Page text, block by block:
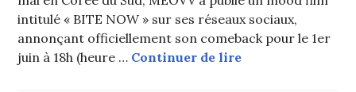
intitulé « BITE NOW » sur ses réseaux sociaux,
annonçant officiellement son comeback pour le 1er
juin à 18h (heure … Continuer de lireMEOVV